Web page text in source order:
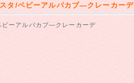
タ/ベビーアルパカブ―クレーカーデ
ーアルパカブ―クレーカーデ